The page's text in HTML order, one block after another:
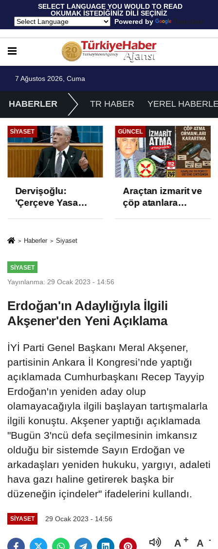
SELECT LANGUAGE YOU WOULD TO READ
OKUMAK İSTEDİĞİNİZ DİLİ SEÇİNİZ
Powered by
Translate
7 Ağustos 2026, Cuma
HABERLER TR HABER YEREL
SIYASET
Dervişoğlu:
'Çerçeve Yasa
ve İhanet
GÜNCEL
Araçtan izmarit ve
çöp atanlara
Haberler Siyaset
SIYASET
Yayınlanma: 29 Ocak 2023 - 14:56
Erdoğan'ın Adaylığıyla İlgili
Akşener'den Yeni Açıklama
İYİ Parti Genel Başkanı Meral Akşener,
partisinin Ankara İl Kongresi’nde yaptığı
açıklamada Cumhurbaşkanı Recep Tayyip
Erdoğan'ın yeniden aday olup
olamayacağıyla ilgili başlayan tartışmalarla
ilgili konuştu. Akşener yaptığı açıklamada
"Bugün 3'ncü defa seçilmesinin imkansız
olduğu bir sistemde Sayın Erdoğan ve
arkadaşları yeniden hukuku, yargıyı, adaleti
hava gazı haline getirerek başka bir
düzeneğin içindeler" ifadelerini kullandı.
SIYASET 29 Ocak 2023 - 14:56
A A